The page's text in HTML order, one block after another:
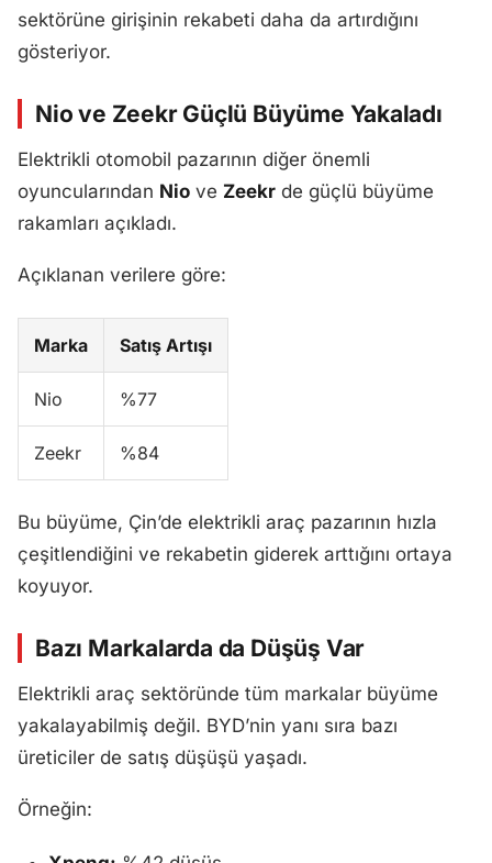
sektörüne girişinin rekabeti daha da artırdığını
gösteriyor.
Nio ve Zeekr Güçlü Büyüme Yakaladı
Elektrikli otomobil pazarının diğer önemli
oyuncularından Nio ve Zeekr de güçlü büyüme
rakamları açıkladı.
Açıklanan verilere göre:
Marka Satış Artışı
Nio %77
Zeekr %84
Bu büyüme, Çin’de elektrikli araç pazarının hızla
çeşitlendiğini ve rekabetin giderek arttığını ortaya
koyuyor.
Bazı Markalarda da Düşüş Var
Elektrikli araç sektöründe tüm markalar büyüme
yakalayabilmiş değil. BYD’nin yanı sıra bazı
üreticiler de satış düşüşü yaşadı.
Örneğin: